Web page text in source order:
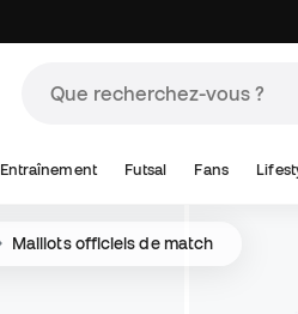
Entraînement Futsal Fans
Maillots officiels de match